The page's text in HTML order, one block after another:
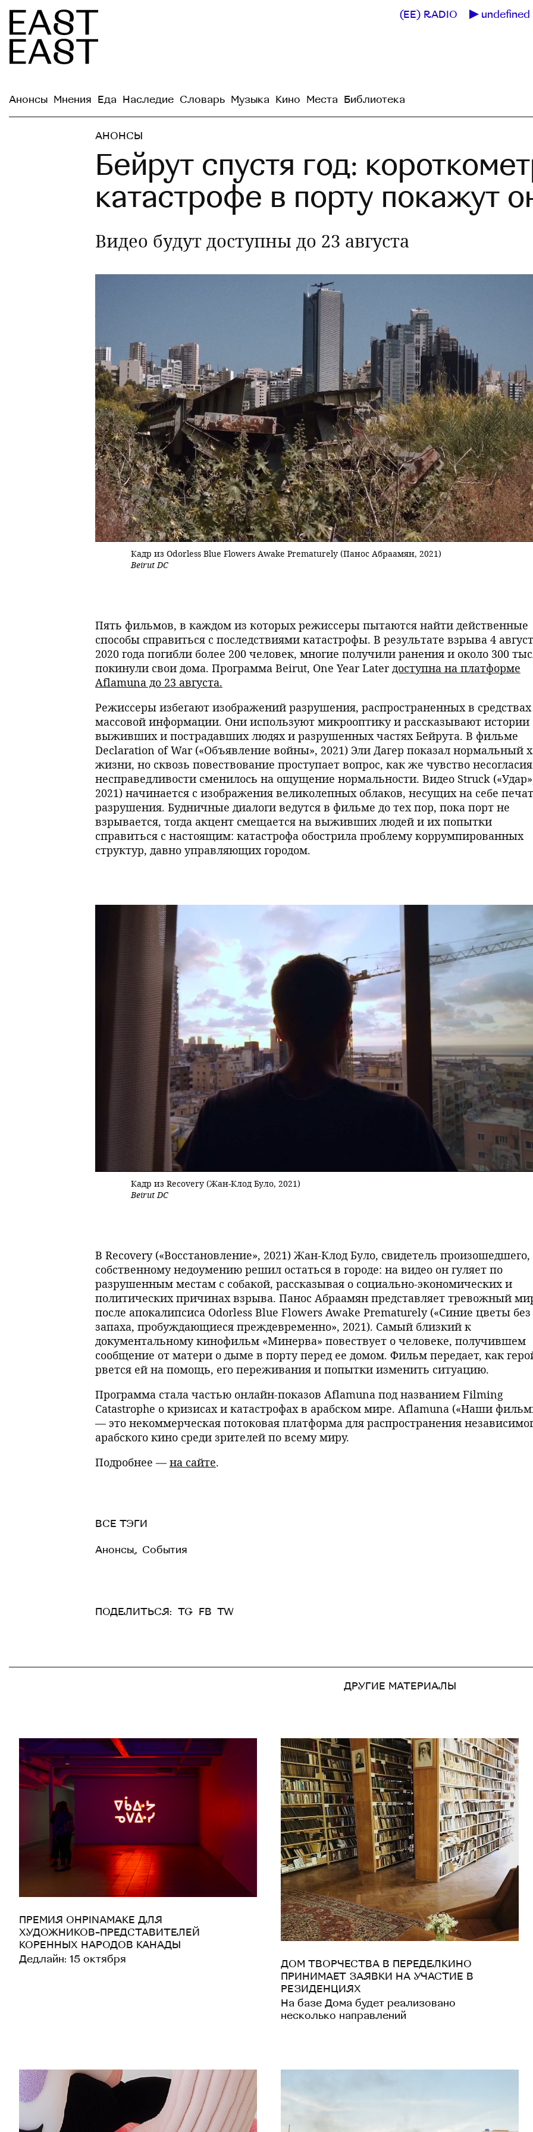
(EE) RADIO
Анонсы Мнения Еда Наследие Словарь Музыка Кино Места Библиотека
АНОНСЫ
Бейрут спустя год:
катастрофе в порту покажут
Видео будут доступны до 23 августа
Кадр из Odorless Blue Flowers Awake Prematurely (Панос Абраамян, 2021)
Beirut DC
Пять фильмов, в каждом из которых режиссеры пытаются найти действенные
способы справиться с последствиями катастрофы. В результате взрыва 4
2020 года погибли более 200 человек, многие получили ранения и около 300
покинули свои дома. Программа Beirut, One Year Later доступна на платформе
Aflamuna до 23 августа.
Режиссеры избегают изображений разрушения, распространенных в средствах
массовой информации. Они используют микрооптику и рассказывают истории
выживших и пострадавших людях и разрушенных частях Бейрута. В фильме
Declaration of War («Объявление войны», 2021) Эли Дагер показал нормальный
жизни, но сквозь повествование проступает вопрос, как же чувство
несправедливости сменилось на ощущение нормальности. Видео Struck
2021) начинается с изображения великолепных облаков, несущих на себе
разрушения. Будничные диалоги ведутся в фильме до тех пор, пока порт не
взрывается, тогда акцент смещается на выживших людей и их попытки
справиться с настоящим: катастрофа обострила проблему коррумпированных
структур, давно управляющих городом.
Кадр из Recovery (Жан-Клод Було, 2021)
Beirut DC
В Recovery («Восстановление», 2021) Жан-Клод Було, свидетель произошедшего,
собственному недоумению решил остаться в городе: на видео он гуляет по
разрушенным местам с собакой, рассказывая о социально-экономических и
политических причинах взрыва. Панос Абраамян представляет тревожный
после апокалипсиса Odorless Blue Flowers Awake Prematurely («Синие цветы без
запаха, пробуждающиеся преждевременно», 2021). Самый близкий к
документальному кинофильм «Минерва» повествует о человеке, получившем
сообщение от матери о дыме в порту перед ее домом. Фильм передает, как
рвется ей на помощь, его переживания и попытки изменить ситуацию.
Программа стала частью онлайн-показов Aflamuna под названием Filming
Catastrophe о кризисах и катастрофах в арабском мире. Aflamuna («Наши
— это некоммерческая потоковая платформа для распространения
арабского кино среди зрителей по всему миру.
Подробнее — на сайте.
ВСЕ ТЭГИ
Анонсы, События
ПОДЕЛИТЬСЯ: TG FB TW
ДРУГИЕ МАТЕРИАЛЫ
ПРЕМИЯ OHPINAMAKE ДЛЯ
ХУДОЖНИКОВ-ПРЕДСТАВИТЕЛЕЙ
КОРЕННЫХ НАРОДОВ КАНАДЫ
Дедлайн: 15 октября
ДОМ ТВОРЧЕСТВА В ПЕРЕДЕЛКИНО
ПРИНИМАЕТ ЗАЯВКИ НА УЧАСТИЕ В
РЕЗИДЕНЦИЯХ
На базе Дома будет реализовано
несколько направлений